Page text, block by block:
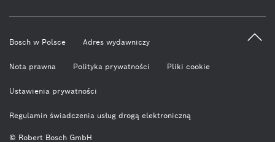
© Robert Bosch GmbH
Bosch w Polsce Adres wydawniczy
Nota prawna Polityka prywatności Pliki cookie
Ustawienia prywatności
Regulamin świadczenia usług drogą elektroniczną